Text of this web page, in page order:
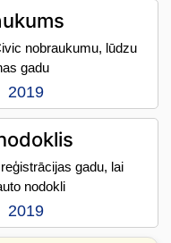
nobraukumu, lūdzu
gadu
2019
gadu, lai
nodokli
2019